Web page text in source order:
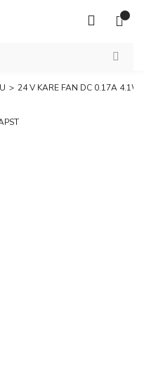
24 V KARE FAN DC 0.17A 4.1W